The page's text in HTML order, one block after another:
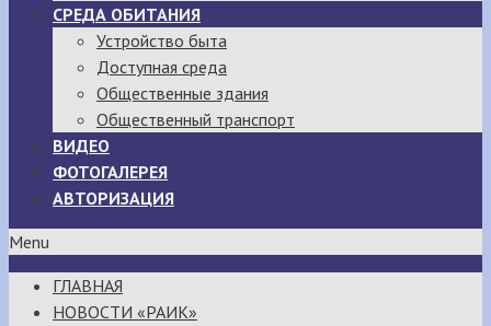
СРЕДА ОБИТАНИЯ
Устройство быта
Доступная среда
Общественные здания
Общественный транспорт
ВИДЕО
ФОТОГАЛЕРЕЯ
АВТОРИЗАЦИЯ
Menu
ГЛАВНАЯ
НОВОСТИ «РАИК»